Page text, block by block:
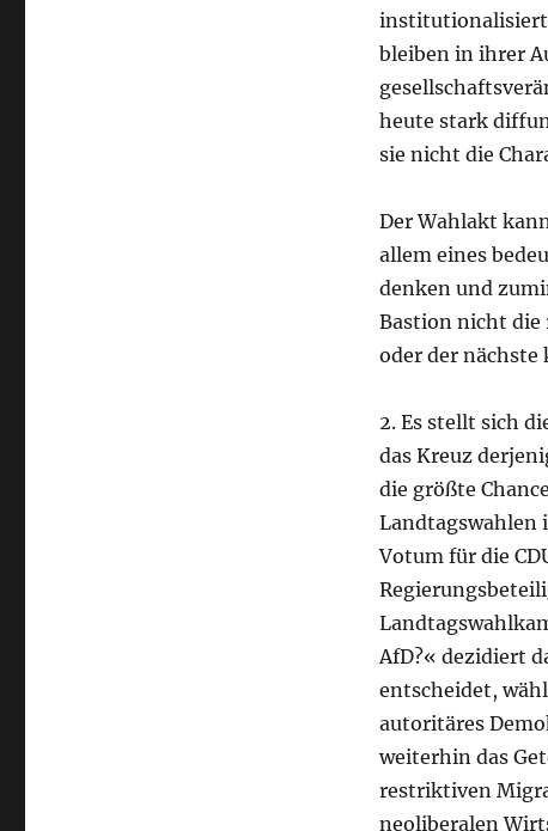
bleiben in ihrer
heute stark
sie nicht die
Der Wahlakt
allem eines
denken und
Bastion nicht die
oder der nächste
2. Es stellt sich
das Kreuz
die größte
Landtagswahlen
Votum für die
AfD?« dezidiert
entscheidet,
autoritäres
weiterhin das
restriktiven
neoliberalen